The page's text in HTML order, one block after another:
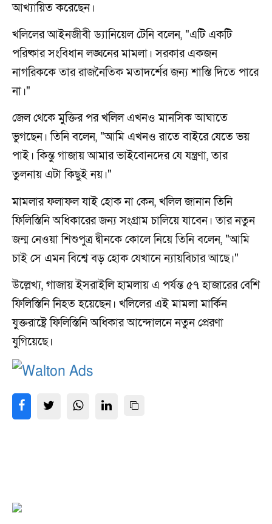
আখ্যায়িত করেছেন।
খলিলের আইনজীবী ড্যানিয়েল টেনি বলেন, "এটি একটি
পরিষ্কার সংবিধান লঙ্ঘনের মামলা। সরকার একজন
নাগরিককে তার রাজনৈতিক মতাদর্শের জন্য শাস্তি দিতে পারে
না।"
জেল থেকে মুক্তির পর খলিল এখনও মানসিক আঘাতে
ভুগছেন। তিনি বলেন, "আমি এখনও রাতে বাইরে যেতে ভয়
পাই। কিন্তু গাজায় আমার ভাইবোনদের যে যন্ত্রণা, তার
তুলনায় এটা কিছুই নয়।"
মামলার ফলাফল যাই হোক না কেন, খলিল জানান তিনি
ফিলিস্তিনি অধিকারের জন্য সংগ্রাম চালিয়ে যাবেন। তার নতুন
জন্ম নেওয়া শিশুপুত্র দ্বীনকে কোলে নিয়ে তিনি বলেন, "আমি
চাই সে এমন বিশ্বে বড় হোক যেখানে ন্যায়বিচার আছে।"
উল্লেখ্য, গাজায় ইসরাইলি হামলায় এ পর্যন্ত ৫৭ হাজারের বেশি
ফিলিস্তিনি নিহত হয়েছেন। খলিলের এই মামলা মার্কিন
যুক্তরাষ্ট্রে ফিলিস্তিনি অধিকার আন্দোলনে নতুন প্রেরণা
যুগিয়েছে।